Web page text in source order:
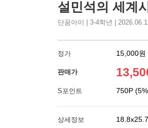
설민석의 세계
단꿈아이 | 3-4학년 |
정가 15,000원
판매가
S포인트 750P
상세정보